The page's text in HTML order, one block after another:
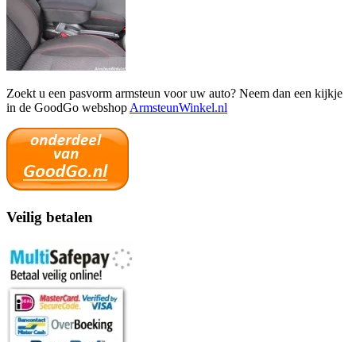
Zoekt u een pasvorm armsteun voor uw auto? Neem dan een kijkje
in de GoodGo webshop ArmsteunWinkel.nl
Veilig betalen